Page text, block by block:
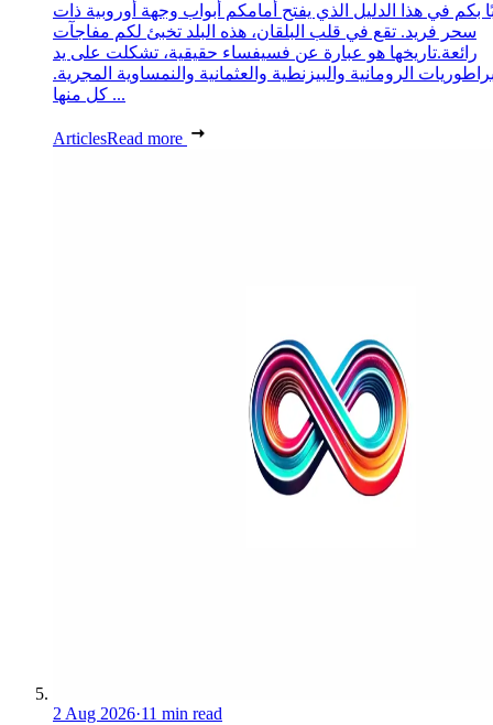
بكم في هذا الدليل الذي يفتح أمامكم أبواب وجهة أوروبية ذات
سحر فريد. تقع في قلب البلقان، هذه البلد تخبئ لكم مفاجآت
رائعة.تاريخها هو عبارة عن فسيفساء حقيقية، تشكلت على يد
الرومانية والبيزنطية والعثمانية والنمساوية المجرية.
كل منها ...
ArticlesRead more
2 Aug 2026·11 min read